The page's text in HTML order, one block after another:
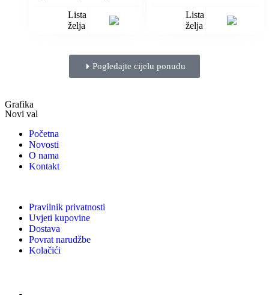
Lista
želja
Lista
želja
Pogledajte cijelu ponudu
Grafika
Novi val
Početna
Novosti
O nama
Kontakt
Pravilnik privatnosti
Uvjeti kupovine
Dostava
Povrat narudžbe
Kolačići